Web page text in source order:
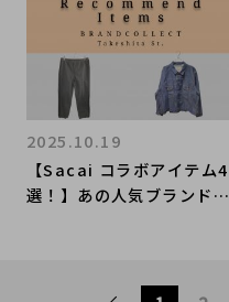
【Sacai コラボアイテム4
選！】あの人気ブランドと
2025.10.19